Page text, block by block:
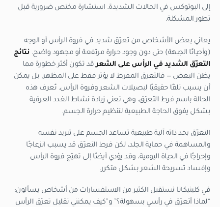
إلى البوتوكس في الحالات الشديدة. استشارة مختص ضرورية قبل
تطور المشكلة.
يعاني بعض الأشخاص من تعرّق شديد في فروة الرأس أو الوجه
(وأحيانًا الجبهة) حتى دون وجود حرارة مرتفعة أو مجهود واضح. نتائج
التعرّق الشديد في الرأس على الشعرقد تكون أكثر خطورة مما
يظن البعض — فالتعرق المفرط لا يؤثر فقط على المظهر، بل يمكن
أن يسبب تلفًا حقيقيًا لبصيلات الشعر وفروة الرأس. تُعرف هذه
الحالة باسم فرط التعرّق، وهي تعني زيادة نشاط الغدد العرقية
بشكل يفوق الحاجة الطبيعية لتنظيم حرارة الجسم.
التعرّق بحد ذاته آلية طبيعية تساعد الجسم على تبريد نفسه
والمساهمة في حماية الجلد، لكن فرط التعرّق قد يسبب انزعاجًا
وإحراجًا في الحياة اليومية، وقد يؤدي أيضًا إلى تهيّج فروة الرأس
وإفساد تسريحة الشعر بشكل متكرر.
في كلينيكانا نستقبل الكثير من الاستفسارات من أشخاص يسألون:
“لماذا أتعرّق في رأسي بسهولة؟” و”كيف يمكنني تقليل تعرّق الرأس